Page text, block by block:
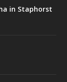
in Staphorst